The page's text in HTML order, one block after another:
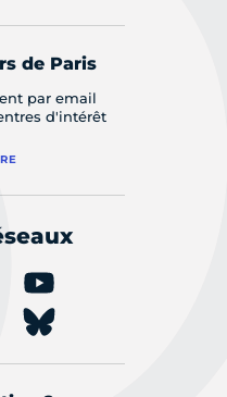
de Paris
par email
d'intérêt